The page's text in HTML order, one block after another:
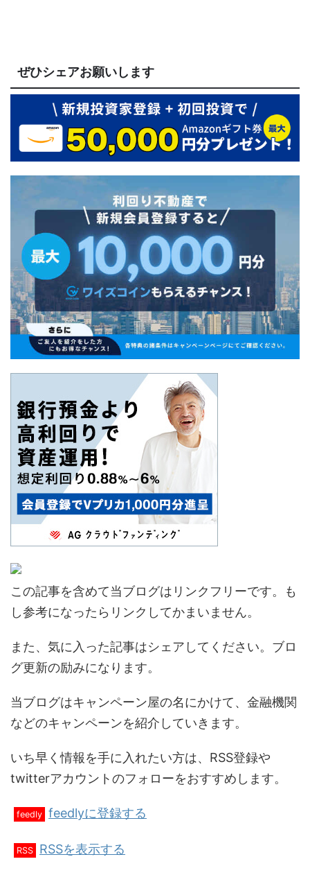
ぜひシェアお願いします
この記事を含めて当ブログはリンクフリーです。も
し参考になったらリンクしてかまいません。
また、気に入った記事はシェアしてください。ブロ
グ更新の励みになります。
当ブログはキャンペーン屋の名にかけて、金融機関
などのキャンペーンを紹介していきます。
いち早く情報を手に入れたい方は、RSS登録や
twitterアカウントのフォローをおすすめします。
feedly feedlyに登録する
RSS RSSを表示する